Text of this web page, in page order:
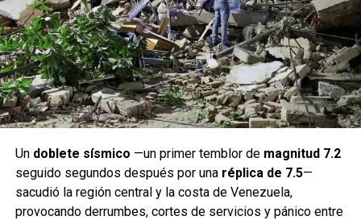
Un doblete sísmico —un primer temblor de magnitud 7.2
seguido segundos después por una réplica de 7.5—
sacudió la región central y la costa de Venezuela,
provocando derrumbes, cortes de servicios y pánico entre